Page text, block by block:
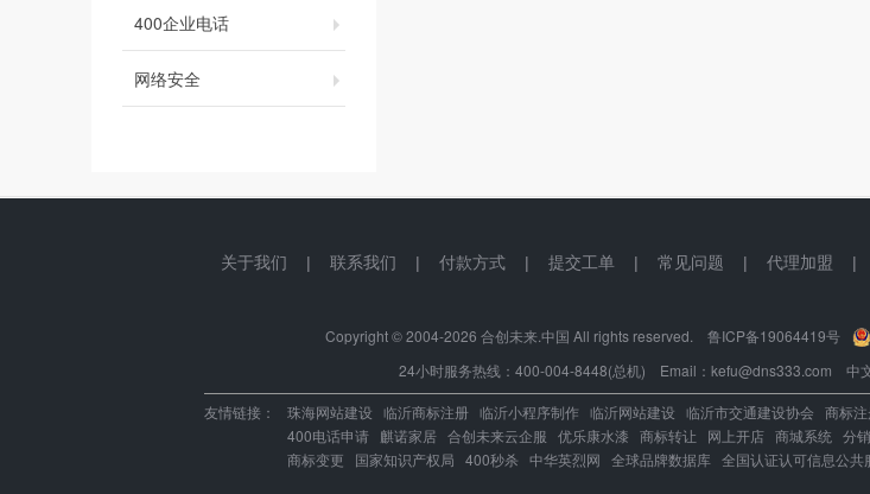
400企业电话
网络安全
关于我们 | 联系我们 | 付款方式 | 提交工单 | 常见问题 | 代理加盟 |
Copyright © 2004-2026 合创未来.中国 All rights reserved. 鲁ICP备19064419号
24小时服务热线：400-004-8448(总机) Email：kefu@dns333.com 中
友情链接： 珠海网站建设 临沂商标注册 临沂小程序制作 临沂网站建设 临沂市交通建设协会 商标
400电话申请 麒诺家居 合创未来云企服 优乐康水漆 商标转让 网上开店 商城系统 分
商标变更
国家知识产权局 400秒杀 中华英烈网 全球品牌数据库 全国认证认可信息公共